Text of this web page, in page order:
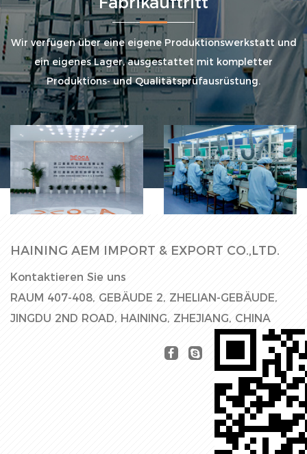
Wir verfügen über eine eigene Produktionswerkstatt und
ein eigenes Lager, ausgestattet mit kompletter
Produktions- und Qualitätsprüfausrüstung.
Fabrikhalle Produktionslinie
HAINING AEM IMPORT & EXPORT CO.,LTD.
Kontaktieren Sie uns
RAUM 407-408, GEBÄUDE 2, ZHELIAN-GEBÄUDE,
JINGDU 2ND ROAD, HAINING, ZHEJIANG, CHINA